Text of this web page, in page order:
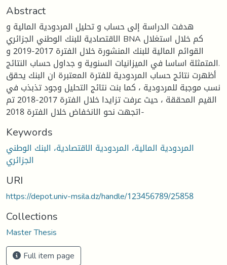
Abstract
هدفت الدراسة إلى حساب و تحليل المردودية المالية و
الاقتصادية للبنك الوطني الجزائري BNA كم خلال استغلال
القوائم المالية للبنك المنشورة خلال الفترة 2017-2019 و
المتمثلة اساسا في الميزانيات السنوية و جداول حساب النتائج.
أظهرت نتائج حساب المردودية للفترة المعتبرة ان البنك يحقق
نسب موجبة للمردودية ، كما بنت نتائج التحليل وجود تذبذب في
القيم المحققة ، حيث عرفت تزايدا خلال الفترة 2017-2018 تم
اتجهت نحو الانخفاض خلال الفترة 2018-
Keywords
المردودية المالية، المردودية الاقتصادية، البنك الوطني
الجزائري
URI
https://depot.univ-msila.dz/handle/123456789/25858
Collections
Master Thesis
Full item page